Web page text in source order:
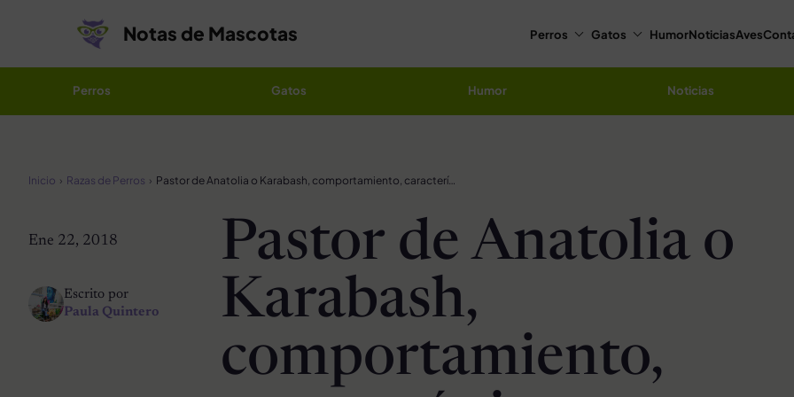
Notas de Mascotas Perros Gatos HumorNoticiasAves
Perros Gatos Humor Noticias
Inicio Razas de Perros Pastor de Anatolia o Karabash, comportamiento, características, curiosidades y cuidados
Ene 22, 2018
Escrito por
Paula Quintero
Pastor de Anatolia o
Karabash,
comportamiento,